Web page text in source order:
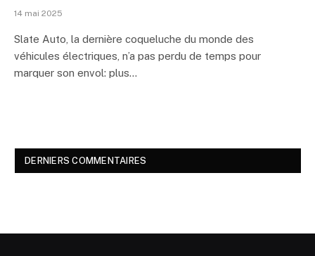
14 mai 2025
Slate Auto, la dernière coqueluche du monde des
véhicules électriques, n’a pas perdu de temps pour
marquer son envol: plus…
DERNIERS COMMENTAIRES